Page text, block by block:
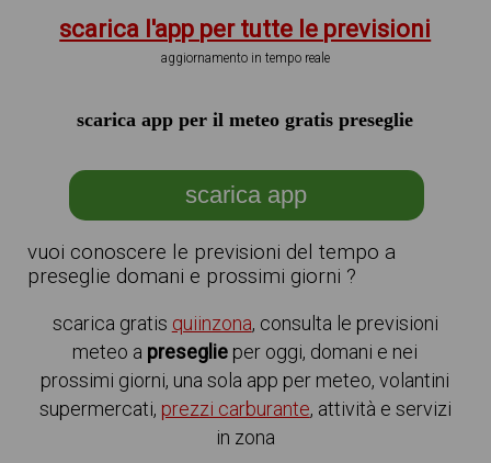
scarica l'app per tutte le previsioni
aggiornamento in tempo reale
scarica app per il meteo gratis preseglie
scarica app
vuoi conoscere le previsioni del tempo a
preseglie domani e prossimi giorni ?
scarica gratis quiinzona, consulta le previsioni
meteo a preseglie per oggi, domani e nei
prossimi giorni, una sola app per meteo, volantini
supermercati, prezzi carburante, attività e servizi
in zona